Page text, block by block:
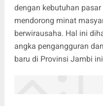
dengan kebutuhan
mendorong minat
berwirausaha. Hal ini
angka pengangguran
baru di Provinsi Jambi